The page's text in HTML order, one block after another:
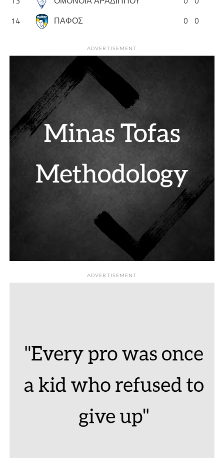
14
ΠΑΦΟΣ 0 0
ADVERTISEMENT
ADVERTISEMENT